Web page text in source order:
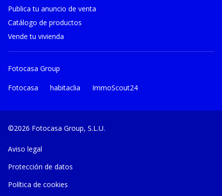
Publica tu anuncio de venta
Catálogo de productos
Vende tu vivienda
Fotocasa Group
Fotocasa habitaclia ImmoScout24
©2026 Fotocasa Group, S.L.U.
Aviso legal
Protección de datos
Política de cookies